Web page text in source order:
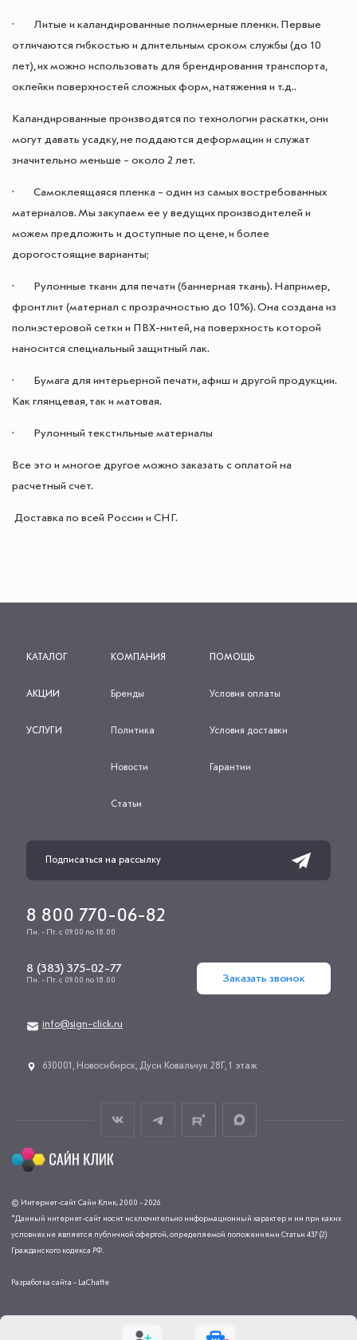
· Литые и каландированные полимерные пленки. Первые
отличаются гибкостью и длительным сроком службы (до 10
лет), их можно использовать для брендирования транспорта,
оклейки поверхностей сложных форм, натяжения и т.д..
Каландированные производятся по технологии раскатки, они
могут давать усадку, не поддаются деформации и служат
значительно меньше – около 2 лет.
· Самоклеящаяся пленка – один из самых востребованных
материалов. Мы закупаем ее у ведущих производителей и
можем предложить и доступные по цене, и более
дорогостоящие варианты;
· Рулонные ткани для печати (баннерная ткань). Например,
фронтлит (материал с прозрачностью до 10%). Она создана из
полиэстеровой сетки и ПВХ-нитей, на поверхность которой
наносится специальный защитный лак.
· Бумага для интерьерной печати, афиш и другой продукции.
Как глянцевая, так и матовая.
· Рулонный текстильные материалы
Все это и многое другое можно заказать с оплатой на
расчетный счет.
Доставка по всей России и СНГ.
КАТАЛОГ
АКЦИИ
УСЛУГИ
КОМПАНИЯ
Бренды
Политика
Новости
Статьи
ПОМОЩЬ
Условия оплаты
Условия доставки
Гарантии
8 800 770-06-82
Пн. - Пт. с 09.00 по 18.00
8 (383) 375-02-77
Пн. - Пт. с 09.00 по 18.00 Заказать звонок
info@sign-click.ru
​630001, Новосибирск, Дуси Ковальчук 28Г, 1 этаж
© Интернет-сайт Сайн Клик, 2000 - 2026
*Данный интернет-сайт носит исключительно информационный характер и ни при каких
условиях не является публичной офертой, определяемой положениями Статьи 437 (2)
Гражданского кодекса РФ.
Разработка сайта - LaChatte